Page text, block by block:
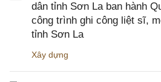
dân tỉnh Sơn La ban hành
công trình ghi công liệt sĩ,
tỉnh Sơn La
Xây dựng